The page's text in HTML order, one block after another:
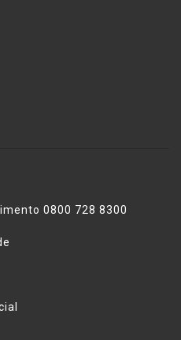
0800 728 8300